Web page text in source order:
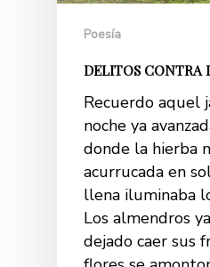
Poesía
DELITOS CONTRA
Recuerdo aquel
noche ya
donde la hierba
acurrucada en
llena iluminaba
Los almendros
dejado caer sus